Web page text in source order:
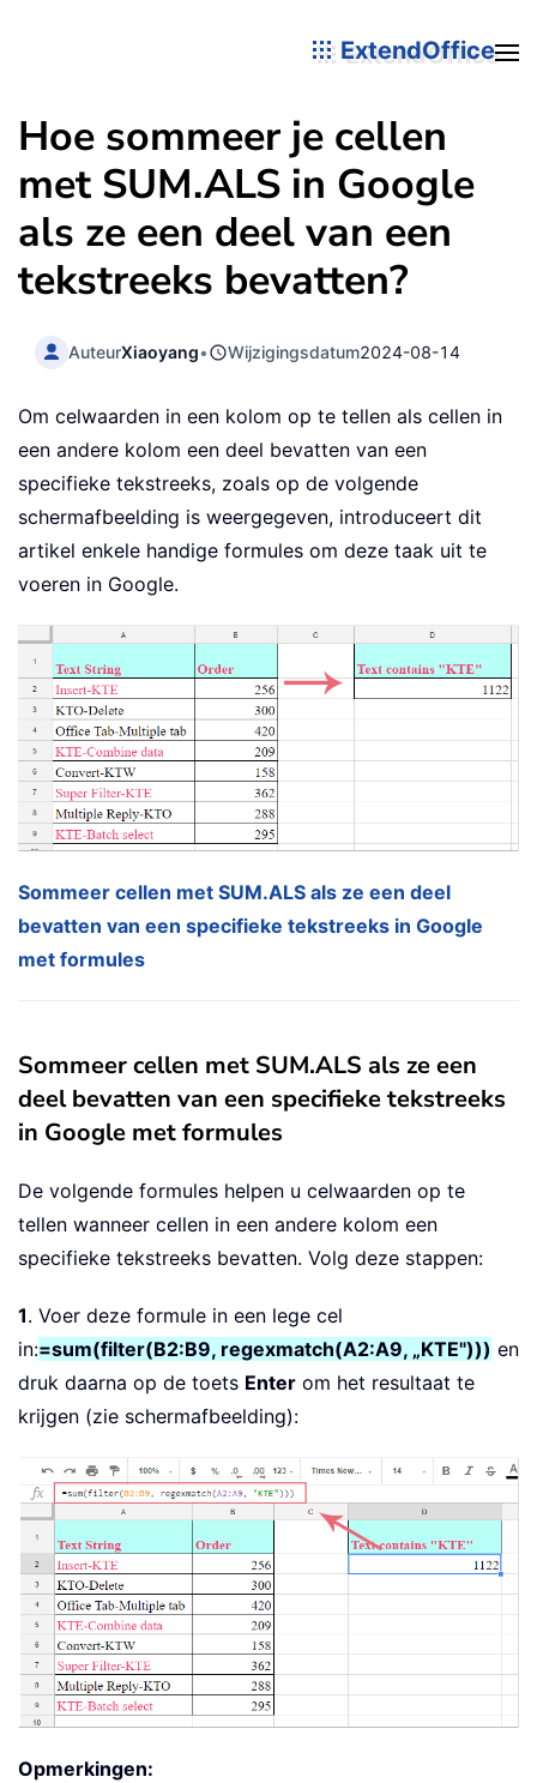
ExtendOffice
Hoe sommeer je cellen
met SUM.ALS in Google
als ze een deel van een
tekstreeks bevatten?
AuteurXiaoyang• Wijzigingsdatum2024-08-14
Om celwaarden in een kolom op te tellen als cellen in
een andere kolom een deel bevatten van een
specifieke tekstreeks, zoals op de volgende
schermafbeelding is weergegeven, introduceert dit
artikel enkele handige formules om deze taak uit te
voeren in Google.
Sommeer cellen met SUM.ALS als ze een deel
bevatten van een specifieke tekstreeks in Google
met formules
Sommeer cellen met SUM.ALS als ze een
deel bevatten van een specifieke tekstreeks
in Google met formules
De volgende formules helpen u celwaarden op te
tellen wanneer cellen in een andere kolom een
specifieke tekstreeks bevatten. Volg deze stappen:
1. Voer deze formule in een lege cel
in:=sum(filter(B2:B9, regexmatch(A2:A9, „KTE"))) en
druk daarna op de toets Enter om het resultaat te
krijgen (zie schermafbeelding):
Opmerkingen: